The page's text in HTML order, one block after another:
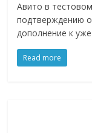
Авито в
подтверждению
дополнение к
Read more